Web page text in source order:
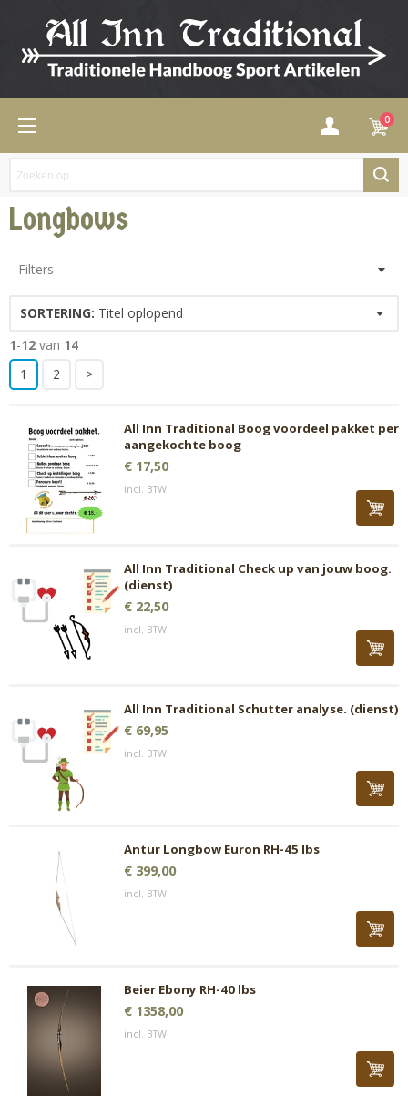
0
Longbows
Filters
SORTERING: Titel oplopend
1-12 van 14
1
2 >
All Inn Traditional Boog voordeel pakket per
aangekochte boog
€ 17,50
incl. BTW
All Inn Traditional Check up van jouw boog.
(dienst)
€ 22,50
incl. BTW
All Inn Traditional Schutter analyse. (dienst)
€ 69,95
incl. BTW
Antur Longbow Euron RH-45 lbs
€ 399,00
incl. BTW
Beier Ebony RH-40 lbs
€ 1358,00
incl. BTW